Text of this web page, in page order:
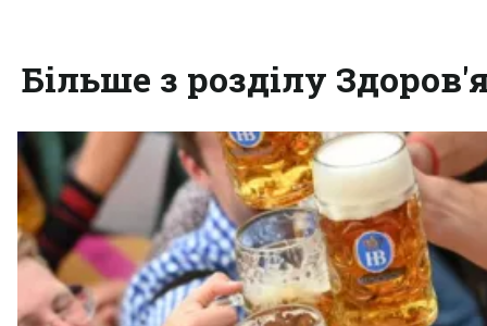
Більше з розділу